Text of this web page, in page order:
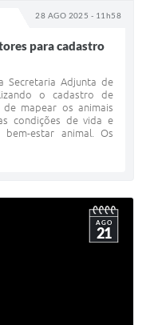
28 AGO 2025 - 11h58
para cadastro
Secretaria Adjunta de
o cadastro de
mapear os animais
condições de vida e
estar animal. Os
AGO
21